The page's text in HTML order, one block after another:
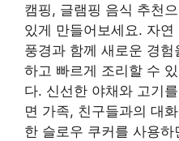
캠핑, 글램핑 음식 추천
있게 만들어보세요. 자
풍경과 함께 새로운 경
하고 빠르게 조리할 수
다. 신선한 야채와 고기
면 가족, 친구들과의 대
한 슬로우 쿠커를 사용